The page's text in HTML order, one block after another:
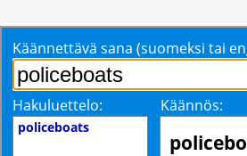
Käännettävä sana (suomeksi tai
Hakuluettelo: Käännös:
policeboats